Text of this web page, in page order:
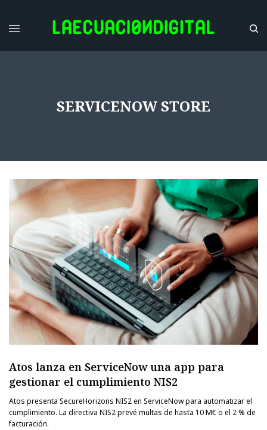
SERVICENOW STORE
Atos lanza en ServiceNow una app para
gestionar el cumplimiento NIS2
Atos presenta SecureHorizons NIS2 en ServiceNow para automatizar el
cumplimiento. La directiva NIS2 prevé multas de hasta 10 M€ o el 2 % de
facturación.